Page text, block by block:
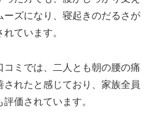
ーズになり、寝起きのだるさが
ています。
ミでは、二人とも朝の腰の痛
れたと感じており、家族全員
価されています。